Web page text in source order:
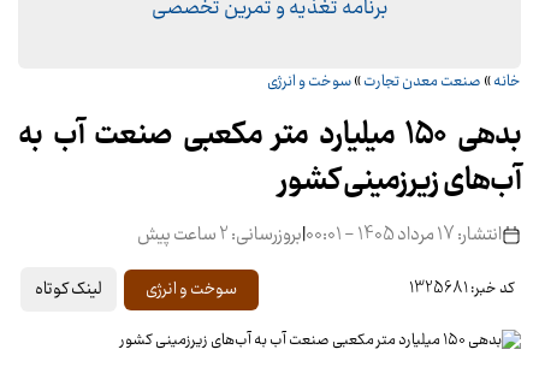
برنامه تغذیه و تمرین تخصصی